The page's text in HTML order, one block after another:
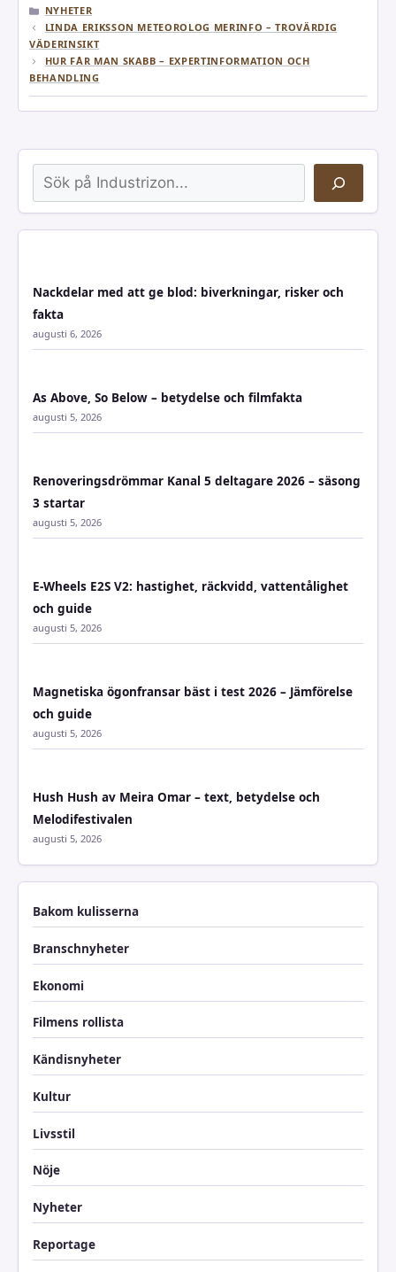
KATEGORIER
NYHETER
LINDA ERIKSSON METEOROLOG MERINFO – TROVÄRDIG
VÄDERINSIKT
HUR FÅR MAN SKABB – EXPERTINFORMATION OCH
BEHANDLING
Sök
Nackdelar med att ge blod: biverkningar, risker och
fakta
augusti 6, 2026
As Above, So Below – betydelse och filmfakta
augusti 5, 2026
Renoveringsdrömmar Kanal 5 deltagare 2026 – säsong
3 startar
augusti 5, 2026
E-Wheels E2S V2: hastighet, räckvidd, vattentålighet
och guide
augusti 5, 2026
Magnetiska ögonfransar bäst i test 2026 – Jämförelse
och guide
augusti 5, 2026
Hush Hush av Meira Omar – text, betydelse och
Melodifestivalen
augusti 5, 2026
Bakom kulisserna
Branschnyheter
Ekonomi
Filmens rollista
Kändisnyheter
Kultur
Livsstil
Nöje
Nyheter
Reportage